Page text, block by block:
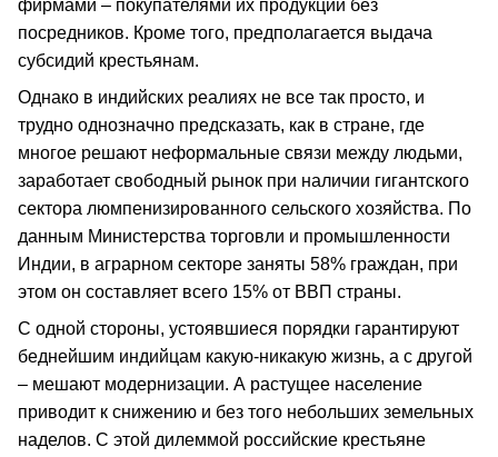
фирмами – покупателями их продукции без
посредников. Кроме того, предполагается выдача
субсидий крестьянам.
Однако в индийских реалиях не все так просто, и
трудно однозначно предсказать, как в стране, где
многое решают неформальные связи между людьми,
заработает свободный рынок при наличии гигантского
сектора люмпенизированного сельского хозяйства. По
данным Министерства торговли и промышленности
Индии, в аграрном секторе заняты 58% граждан, при
этом он составляет всего 15% от ВВП страны.
С одной стороны, устоявшиеся порядки гарантируют
беднейшим индийцам какую-никакую жизнь, а с другой
– мешают модернизации. А растущее население
приводит к снижению и без того небольших земельных
наделов. С этой дилеммой российские крестьяне